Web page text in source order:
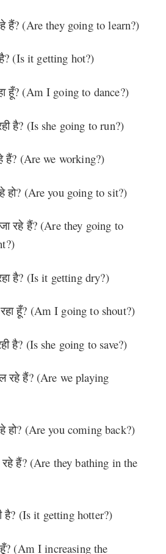
हैं? (Are they going to learn?)
है? (Is it getting hot?)
हूँ? (Am I going to dance?)
है? (Is she going to run?)
हैं? (Are we working?)
हो? (Are you going to sit?)
रहे हैं? (Are they going to
है? (Is it getting dry?)
हूँ? (Am I going to shout?)
है? (Is she going to save?)
रहे हैं? (Are we playing
हो? (Are you coming back?)
रहे हैं? (Are they bathing in the
है? (Is it getting hotter?)
(Am I increasing the